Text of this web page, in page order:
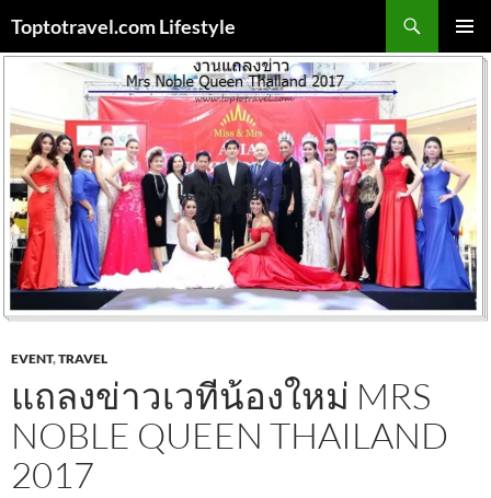
content
Toptotravel.com Lifestyle
EVENT,TRAVEL
แถลงข่าวเวทีน้องใหม่ MRS
NOBLE QUEEN THAILAND
2017